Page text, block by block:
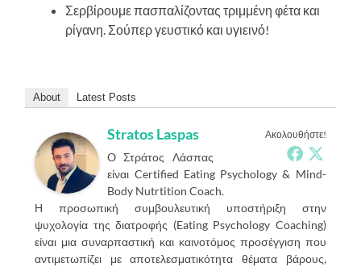
Σερβίρουμε πασπαλίζοντας τριμμένη φέτα και
ρίγανη. Σούπερ γευστικό και υγιεινό!
About Latest Posts
Ακολουθήστε!
Stratos Laspas
O Στράτος Λάσπας
είναι Certified Eating Psychology & Mind-
Body Nutrtition Coach.
Η προσωπική συμβουλευτική υποστήριξη στην
ψυχολογία της διατροφής (Eating Psychology Coaching)
είναι μια συναρπαστική και καινοτόμος προσέγγιση που
αντιμετωπίζει με αποτελεσματικότητα θέματα βάρους,